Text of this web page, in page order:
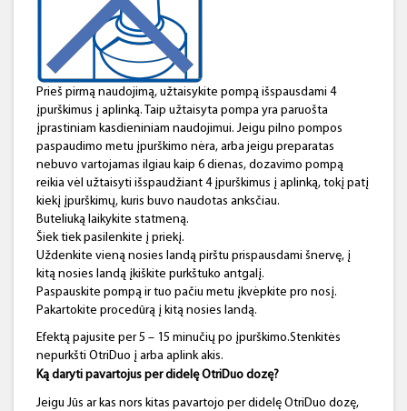
Prieš pirmą naudojimą, užtaisykite pompą išspausdami 4
įpurškimus į aplinką. Taip užtaisyta pompa yra paruošta
įprastiniam kasdieniniam naudojimui. Jeigu pilno pompos
paspaudimo metu įpurškimo nėra, arba jeigu preparatas
nebuvo vartojamas ilgiau kaip 6 dienas, dozavimo pompą
reikia vėl užtaisyti išspaudžiant 4 įpurškimus į aplinką, tokį patį
kiekį įpurškimų, kuris buvo naudotas anksčiau.
Buteliuką laikykite statmeną.
Šiek tiek pasilenkite į priekį.
Uždenkite vieną nosies landą pirštu prispausdami šnervę, į
kitą nosies landą įkiškite purkštuko antgalį.
Paspauskite pompą ir tuo pačiu metu įkvėpkite pro nosį.
Pakartokite procedūrą į kitą nosies landą.
Efektą pajusite per 5 – 15 minučių po įpurškimo.Stenkitės
nepurkšti OtriDuo į arba aplink akis.
Ką daryti pavartojus per didelęOtriDuo dozę?
Jeigu Jūs ar kas nors kitas pavartojo per didelę OtriDuo dozę,